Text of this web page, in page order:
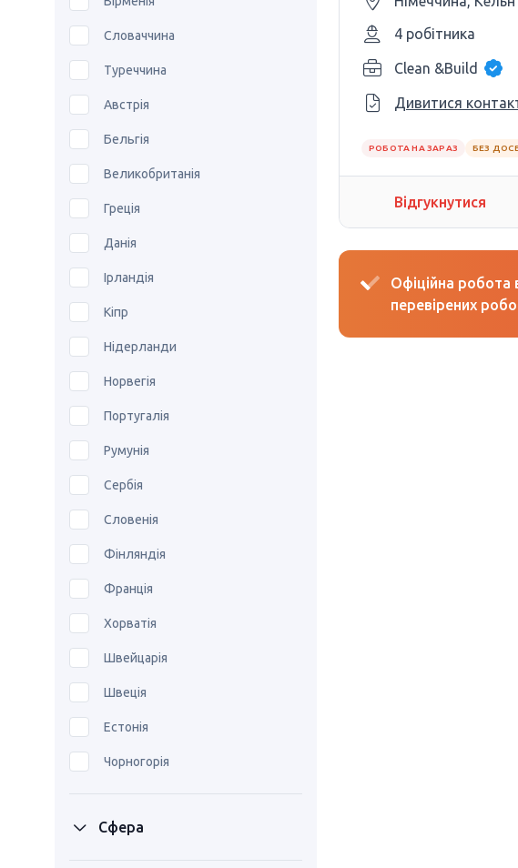
Словаччина
Туреччина
Австрія
Бельгія
Великобританія
Греція
Данія
Ірландія
Кіпр
Нідерланди
Норвегія
Португалія
Румунія
Сербія
Словенія
Фінляндія
Франція
Хорватія
Швейцарія
Швеція
Естонія
Чорногорія
Сфера
4 робітника
Clean &Build
Дивитися
РОБОТА НА ЗАРАЗ БЕЗ
Відгукнутися
Офіційна робота
перевірених